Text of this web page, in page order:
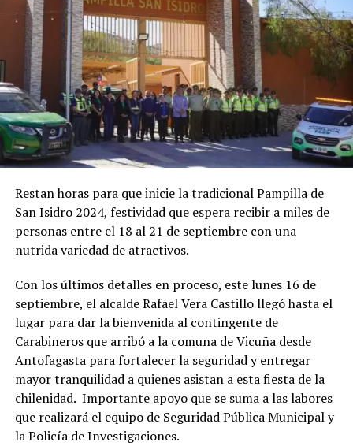
Restan horas para que inicie la tradicional Pampilla de
San Isidro 2024, festividad que espera recibir a miles de
personas entre el 18 al 21 de septiembre con una
nutrida variedad de atractivos.
Con los últimos detalles en proceso, este lunes 16 de
septiembre, el alcalde Rafael Vera Castillo llegó hasta el
lugar para dar la bienvenida al contingente de
Carabineros que arribó a la comuna de Vicuña desde
Antofagasta para fortalecer la seguridad y entregar
mayor tranquilidad a quienes asistan a esta fiesta de la
chilenidad. Importante apoyo que se suma a las labores
que realizará el equipo de Seguridad Pública Municipal y
la Policía de Investigaciones.